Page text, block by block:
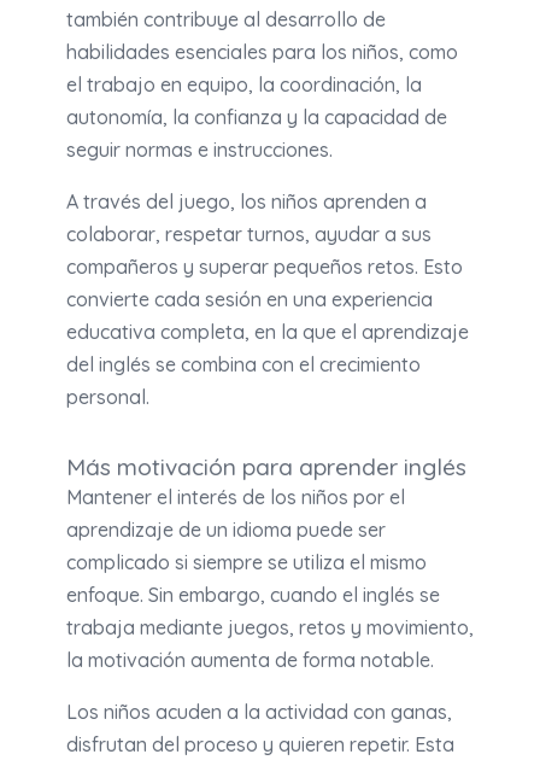
también contribuye al desarrollo de
habilidades esenciales para los niños, como
el trabajo en equipo, la coordinación, la
autonomía, la confianza y la capacidad de
seguir normas e instrucciones.
A través del juego, los niños aprenden a
colaborar, respetar turnos, ayudar a sus
compañeros y superar pequeños retos. Esto
convierte cada sesión en una experiencia
educativa completa, en la que el aprendizaje
del inglés se combina con el crecimiento
personal.
Más motivación para aprender inglés
Mantener el interés de los niños por el
aprendizaje de un idioma puede ser
complicado si siempre se utiliza el mismo
enfoque. Sin embargo, cuando el inglés se
trabaja mediante juegos, retos y movimiento,
la motivación aumenta de forma notable.
Los niños acuden a la actividad con ganas,
disfrutan del proceso y quieren repetir. Esta